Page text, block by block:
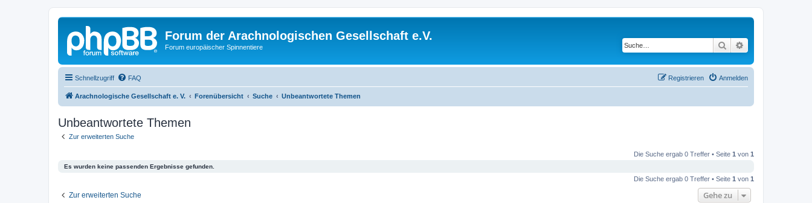
Forum der Arachnologischen Gesellschaft e.V.
Forum europäischer Spinnentiere Suche
Schnellzugriff FAQ Anmelden
Registrieren
Arachnologische Gesellschaft e. V. Forenübersicht Suche Unbeantwortete Themen
Unbeantwortete Themen
Zur erweiterten Suche
Die Suche ergab 0 Treffer • Seite 1 von 1
Es wurden keine passenden Ergebnisse gefunden.
Die Suche ergab 0 Treffer • Seite 1 von 1
Zur erweiterten Suche Gehe zu